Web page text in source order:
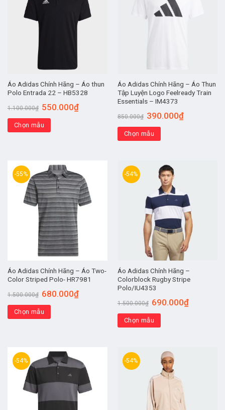
Áo Adidas Chính Hãng – Áo thun
Polo Entrada 22 – HB5328
1.100.000₫ 550.000₫
Chọn mẫu
Áo Adidas Chính Hãng – Áo Thun
Tập Luyện Logo Feelready Train
Essentials – IM4373
850.000₫ 390.000₫
Chọn mẫu
-55%
Áo Adidas Chính Hãng – Áo Two-
Color Striped Polo- HR7981
1.500.000₫ 680.000₫
Chọn mẫu
-54%
Áo Adidas Chính Hãng –
Colorblock Rugby Stripe
Polo/IU4353
1.500.000₫ 690.000₫
Chọn mẫu
-54% -54%